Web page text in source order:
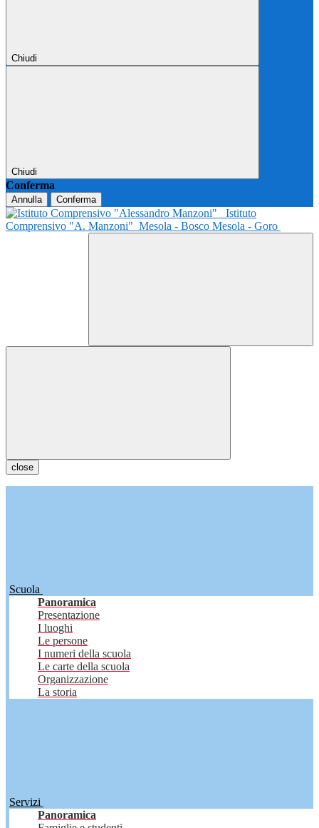
Chiudi
Chiudi
Conferma
Annulla Conferma
Istituto
Comprensivo "A. Manzoni" Mesola - Bosco Mesola - Goro
close
Scuola
Panoramica
Presentazione
I luoghi
Le persone
I numeri della scuola
Le carte della scuola
Organizzazione
La storia
Servizi
Panoramica